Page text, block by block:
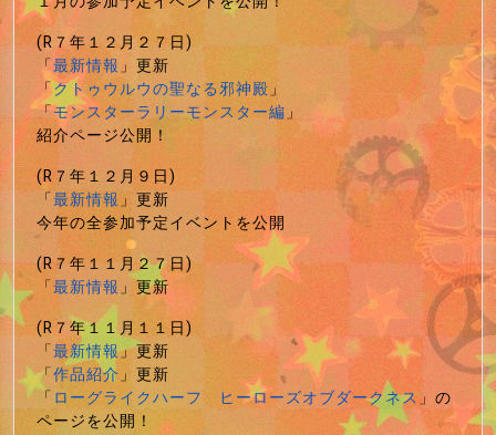
(R７年１２月２７日)
「最新情報」更新
「クトゥウルウの聖なる邪神殿」
「モンスターラリーモンスター編」
紹介ページ公開！
(R７年１２月９日)
「最新情報」更新
今年の全参加予定イベントを公開
(R７年１１月２７日)
「最新情報」更新
(R７年１１月１１日)
「最新情報」更新
「作品紹介」更新
「ローグライクハーフ ヒーローズオブダークネス」の
ページを公開！